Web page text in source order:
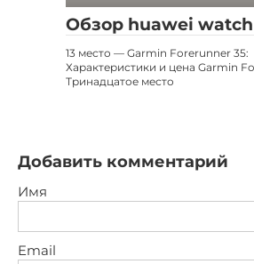
Обзор huawei
13 место — Garmin Forerunner 35:
Характеристики и цена Garmin
Тринадцатое место
Добавить комментарий
Имя
Email